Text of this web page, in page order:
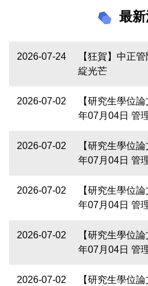
最
2026-07-24
【狂賀】中正
綻光芒
2026-07-02
【研究生學位
年07月04日 管
2026-07-02
【研究生學位
年07月04日 管
2026-07-02
【研究生學位
年07月04日 管
2026-07-02
【研究生學位
年07月04日 管
2026-07-02
【研究生學位